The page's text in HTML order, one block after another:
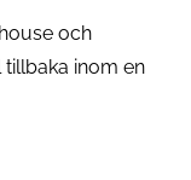
och
inom en